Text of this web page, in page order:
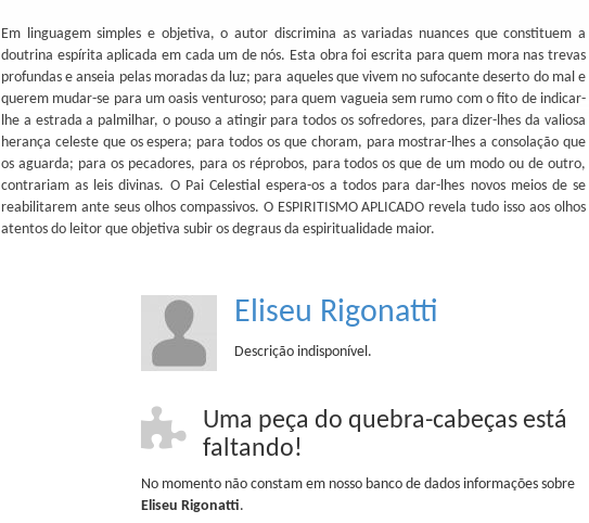
Em linguagem simples e objetiva, o autor discrimina as variadas nuances que constituem a
doutrina espírita aplicada em cada um de nós. Esta obra foi escrita para quem mora nas trevas
profundas e anseia pelas moradas da luz; para aqueles que vivem no sufocante deserto do mal e
querem mudar-se para um oasis venturoso; para quem vagueia sem rumo com o fito de indicar-
lhe a estrada a palmilhar, o pouso a atingir para todos os sofredores, para dizer-lhes da valiosa
herança celeste que os espera; para todos os que choram, para mostrar-lhes a consolação que
os aguarda; para os pecadores, para os réprobos, para todos os que de um modo ou de outro,
contrariam as leis divinas. O Pai Celestial espera-os a todos para dar-lhes novos meios de se
reabilitarem ante seus olhos compassivos. O ESPIRITISMO APLICADO revela tudo isso aos olhos
atentos do leitor que objetiva subir os degraus da espiritualidade maior.
Eliseu Rigonatti
Descrição indisponível.
Uma peça do quebra-cabeças está
faltando!
No momento não constam em nosso banco de dados informações sobre
Eliseu Rigonatti.